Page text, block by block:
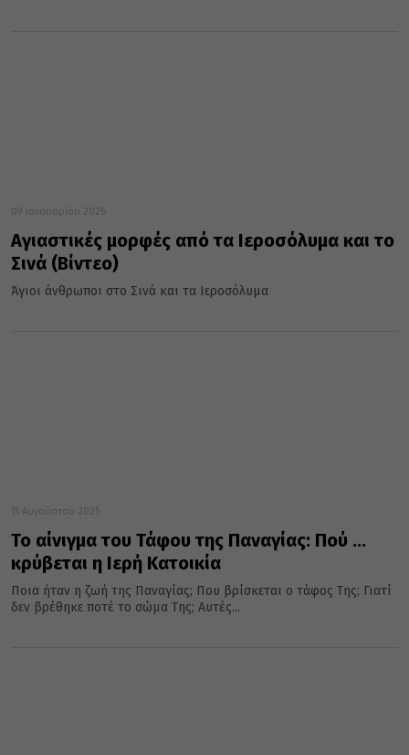
09 Ιανουαρίου 2026
Αγιαστικές μορφές από τα Ιεροσόλυμα και το
Σινά (Βίντεο)
Άγιοι άνθρωποι στο Σινά και τα Ιεροσόλυμα
15 Αυγούστου 2025
Το αίνιγμα του Τάφου της Παναγίας: Πού …
κρύβεται η Ιερή Κατοικία
Ποια ήταν η ζωή της Παναγίας; Που βρίσκεται ο τάφος Της; Γιατί
δεν βρέθηκε ποτέ το σώμα Της; Αυτές...